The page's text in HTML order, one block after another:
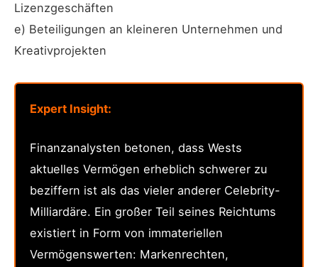
Lizenzgeschäften
e) Beteiligungen an kleineren Unternehmen und
Kreativprojekten
Expert Insight:
Finanzanalysten betonen, dass Wests
aktuelles Vermögen erheblich schwerer zu
beziffern ist als das vieler anderer Celebrity-
Milliardäre. Ein großer Teil seines Reichtums
existiert in Form von immateriellen
Vermögenswerten: Markenrechten,